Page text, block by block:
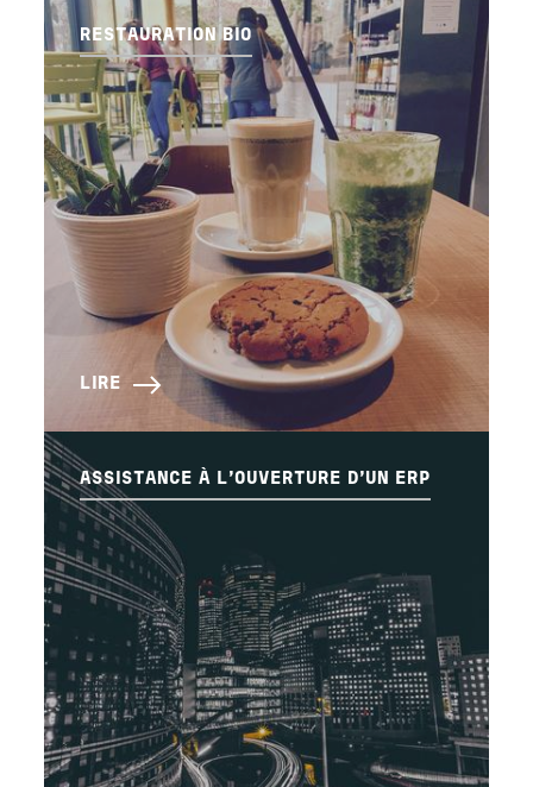
RESTAURATION BIO
LIRE
ASSISTANCE À L’OUVERTURE D’UN ERP